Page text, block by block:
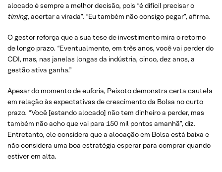
alocado é sempre a melhor decisão, pois “é difícil precisar o
timing, acertar a virada”. “Eu também não consigo pegar”, afirma.
O gestor reforça que a sua tese de investimento mira o retorno
de longo prazo. “Eventualmente, em três anos, você vai perder do
CDI, mas, nas janelas longas da indústria, cinco, dez anos, a
gestão ativa ganha.”
Apesar do momento de euforia, Peixoto demonstra certa cautela
em relação às expectativas de crescimento da Bolsa no curto
prazo. “Você [estando alocado] não tem dinheiro a perder, mas
também não acho que vai para 150 mil pontos amanhã”, diz.
Entretanto, ele considera que a alocação em Bolsa está baixa e
não considera uma boa estratégia esperar para comprar quando
estiver em alta.